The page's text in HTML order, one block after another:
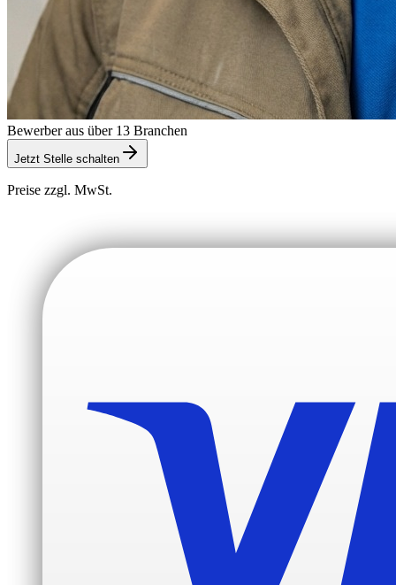
Bewerber aus über 13 Branchen
Jetzt Stelle schalten
Preise zzgl. MwSt.